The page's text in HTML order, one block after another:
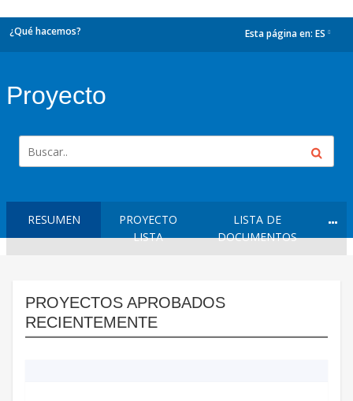
¿Qué hacemos? Esta página en: ES
Proyecto
RESUMEN
PROYECTO
LISTA
LISTA DE
DOCUMENTOS
PROYECTOS APROBADOS
RECIENTEMENTE